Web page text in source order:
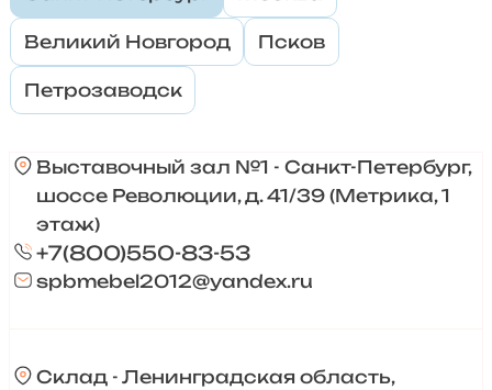
Великий Новгород Псков
Петрозаводск
Выставочный зал №1 - Санкт-Петербург,
шоссе Революции, д. 41/39 (Метрика, 1
этаж)
+7(800)550-83-53
spbmebel2012@yandex.ru
Склад - Ленинградская область,